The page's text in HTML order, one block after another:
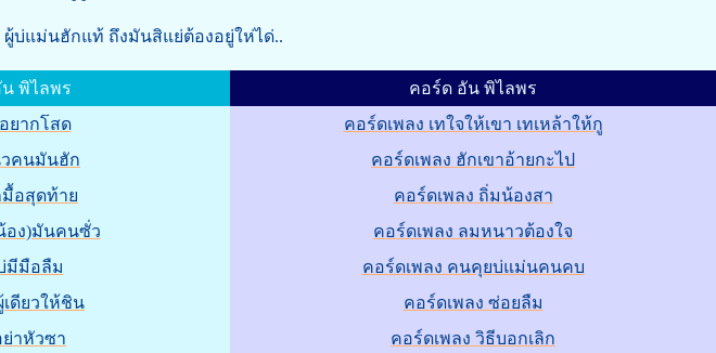
บ่แม่นฮักแท้ ถึงมันสิแย่ต้องอยู่ให่ได่..
พิไลพร
ยากโสด
วคนมันฮัก
มื้อสุดท้าย
อง)มันคนซั่ว
มีมือลืม
เดียวให้ชิน
ย่าหัวซา
คอร์ด อัน พิไลพร
คอร์ดเพลง เทใจให้เขา เทเหล้าให้กู
คอร์ดเพลง ฮักเขาอ้ายกะไป
คอร์ดเพลง ถิ่มน้องสา
คอร์ดเพลง ลมหนาวต้องใจ
คอร์ดเพลง คนคุยบ่แม่นคนคบ
คอร์ดเพลง ซ่อยลืม
คอร์ดเพลง วิธีบอกเลิก